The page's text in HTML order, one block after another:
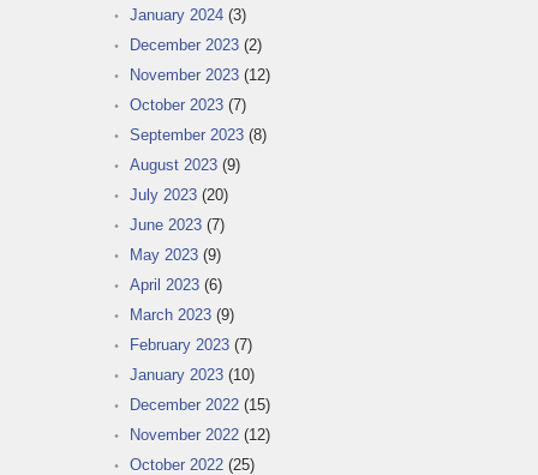
January 2024 (3)
December 2023 (2)
November 2023 (12)
October 2023 (7)
September 2023 (8)
August 2023 (9)
July 2023 (20)
June 2023 (7)
May 2023 (9)
April 2023 (6)
March 2023 (9)
February 2023 (7)
January 2023 (10)
December 2022 (15)
November 2022 (12)
October 2022 (25)